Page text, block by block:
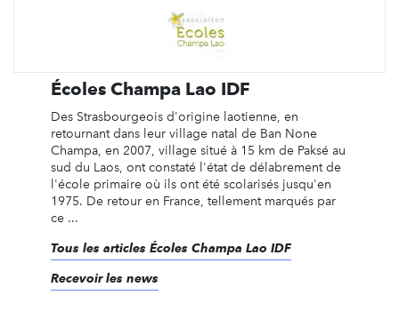
Écoles Champa Lao IDF
Des Strasbourgeois d'origine laotienne, en
retournant dans leur village natal de Ban None
Champa, en 2007, village situé à 15 km de Paksé au
sud du Laos, ont constaté l'état de délabrement de
l'école primaire où ils ont été scolarisés jusqu'en
1975. De retour en France, tellement marqués par
ce ...
Tous les articles Écoles Champa Lao IDF
Recevoir les news